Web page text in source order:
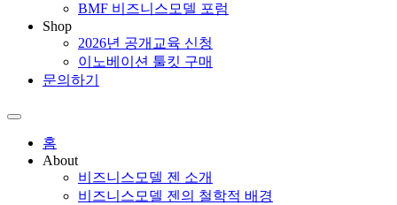
BMF 비즈니스모델 포럼
Shop
2026년 공개교육 신청
이노베이션 툴킷 구매
문의하기
홈
About
비즈니스모델 젠 소개
비즈니스모델 젠의 철학적 배경